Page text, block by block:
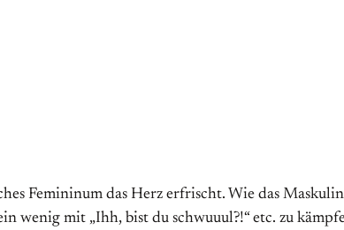
Femininum das Herz erfrischt. Wie das
wenig mit „Ihh, bist du schwuuul?!“ etc. zu